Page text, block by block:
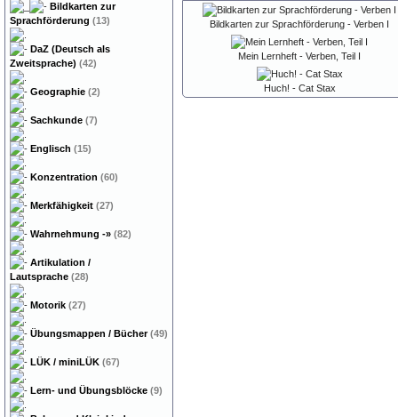
Bildkarten zur Sprachförderung - Verben I
Mein Lernheft - Verben, Teil I
Huch! - Cat Stax
Bildkarten zur
Sprachförderung (13)
DaZ (Deutsch als
Zweitsprache) (42)
Geographie (2)
Sachkunde (7)
Englisch (15)
Konzentration (60)
Merkfähigkeit (27)
Wahrnehmung -» (82)
Artikulation /
Lautsprache (28)
Motorik (27)
Übungsmappen / Bücher(49)
LÜK / miniLÜK (67)
Lern- und Übungsblöcke (9)